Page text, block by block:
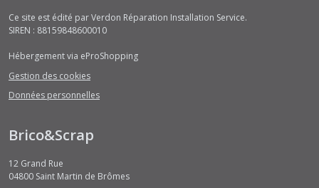
Ce site est édité par Verdon Réparation Installation Service.
SIREN : 88159848600010
Hébergement via eProShopping
Gestion des cookies
Données personnelles
Brico&Scrap
12 Grand Rue
04800 Saint Martin de Brômes